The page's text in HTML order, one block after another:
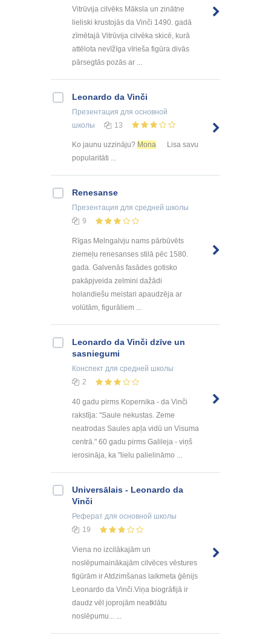
Vitrūvija cilvēks Māksla un zinātne
lieliski krustojās da Vinči 1490. gadā
zīmētajā Vitrūvija cilvēka skicē, kurā
attēlota nevīžīga vīrieša figūra divās
pārsegtās pozās ar ...
Leonardo da Vinči
Презентация для основной
школы
13
Ko jaunu uzzināju? Mona
Lisa savu
popularitāti ...
Renesanse
Презентация для средней школы
9
Rīgas Melngalvju nams pārbūvēts
ziemeļu renesanses stilā pēc 1580.
gada. Galvenās fasādes gotisko
pakāpjveida zelmini dažādi
holandiešu meistari apaudzēja ar
volūtām, figurāliem ...
Leonardo da Vinči dzīve un
sasniegumi
Конспект для средней школы
2
40 gadu pirms Kopernika - da Vinči
rakstīja: "Saule nekustas. Zeme
neatrodas Saules apļa vidū un Visuma
centrā." 60 gadu pirms Galileja - viņš
ierosināja, ka "lielu palielināmo ...
Universālais - Leonardo da
Vinči
Реферат для основной школы
19
Viena no izcilākajām un
noslēpumainākajām cilvēces vēstures
figūrām ir Atdzimšanas laikmeta ģēnijs
Leonardo da Vinči.Viņa biogrāfijā ir
daudz vēl joprojām neatklātu
noslēpumu... ...